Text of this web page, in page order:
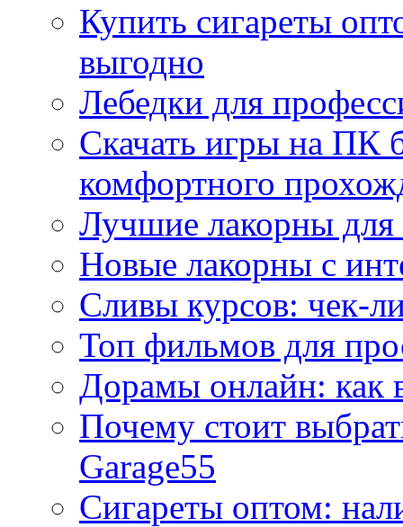
Купить сигареты
выгодно
Лебедки для
Скачать игры на ПК
комфортного
Лучшие лакорны для
Новые лакорны с
Сливы курсов: чек-
Топ фильмов для
Дорамы онлайн: как
Почему стоит
Garage55
Сигареты оптом: